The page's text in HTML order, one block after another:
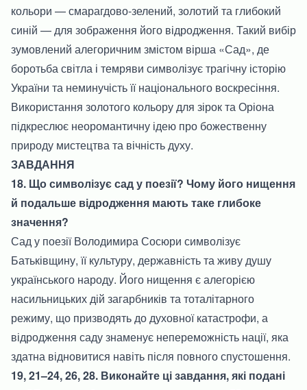
кольори — смарагдово-зелений, золотий та глибокий
синій — для зображення його відродження. Такий вибір
зумовлений алегоричним змістом вірша «Сад», де
боротьба світла і темряви символізує трагічну історію
України та неминучість її національного воскресіння.
Використання золотого кольору для зірок та Оріона
підкреслює неоромантичну ідею про божественну
природу мистецтва та вічність духу.
ЗАВДАННЯ
18. Що символізує сад у поезії? Чому його нищення
й подальше відродження мають таке глибоке
значення?
Сад у поезії Володимира Сосюри символізує
Батьківщину, її культуру, державність та живу душу
українського народу. Його нищення є алегорією
насильницьких дій загарбників та тоталітарного
режиму, що призводять до духовної катастрофи, а
відродження саду знаменує непереможність нації, яка
здатна відновитися навіть після повного спустошення.
19, 21–24, 26, 28. Виконайте ці завдання, які подані